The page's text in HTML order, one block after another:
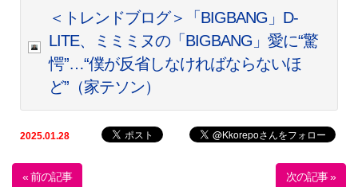
＜トレンドブログ＞「BIGBANG」D-
LITE、ミミミヌの「BIGBANG」愛に“驚
愕”…“僕が反省しなければならないほ
ど”（家テソン）
2025.01.28
« 前の記事 次の記事 »